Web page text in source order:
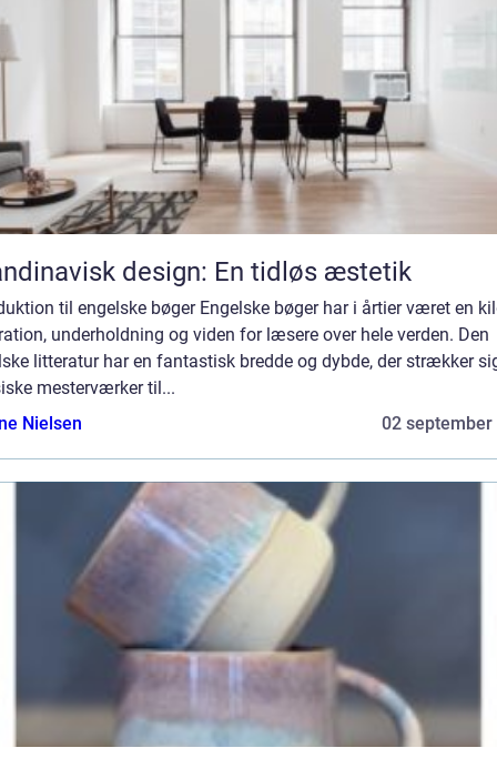
design: En tidløs æstetik
til engelske bøger Engelske bøger har i årtier været en
underholdning og viden for læsere over hele verden. Den
litteratur har en fantastisk bredde og dybde, der strækker
mesterværker til...
Nielsen
02 september